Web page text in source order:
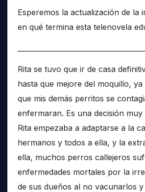
Esperemos la actualización de la
en qué termina esta telenovela
Rita se tuvo que ir de casa
hasta que mejore del moquillo,
que mis demás perritos se
enfermaran. Es una decisión
Rita empezaba a adaptarse a la
hermanos y todos a ella, y la
ella, muchos perros callejeros
enfermedades mortales por la
de sus dueños al no vacunarlos